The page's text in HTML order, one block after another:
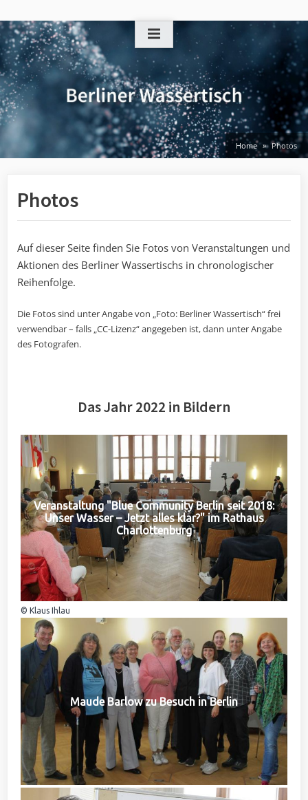
to
content
Home Photos
Photos
Auf dieser Seite finden Sie Fotos von Veranstaltungen und
Aktionen des Berliner Wassertischs in chronologischer
Reihenfolge.
Die Fotos sind unter Angabe von „Foto: Berliner Wassertisch“ frei
verwendbar – falls „CC-Lizenz“ angegeben ist, dann unter Angabe
des Fotografen.
Das Jahr 2022 in Bildern
Veranstaltung "Blue Community Berlin seit 2018:
Unser Wasser – Jetzt alles klar?" im Rathaus
Charlottenburg
© Klaus Ihlau
Maude Barlow zu Besuch in Berlin